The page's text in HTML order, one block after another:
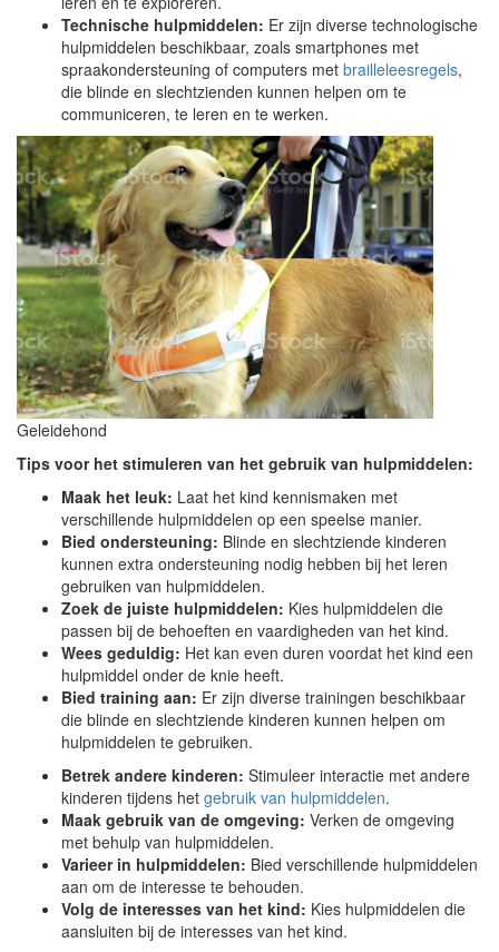
Technische hulpmiddelen: Er zijn diverse technologische
hulpmiddelen beschikbaar, zoals smartphones met
spraakondersteuning of computers met brailleleesregels,
die blinde en slechtzienden kunnen helpen om te
communiceren, te leren en te werken.
Geleidehond
Tips voor het stimuleren van het gebruik van hulpmiddelen:
Maak het leuk: Laat het kind kennismaken met
verschillende hulpmiddelen op een speelse manier.
Bied ondersteuning: Blinde en slechtziende kinderen
kunnen extra ondersteuning nodig hebben bij het leren
gebruiken van hulpmiddelen.
Zoek de juiste hulpmiddelen: Kies hulpmiddelen die
passen bij de behoeften en vaardigheden van het kind.
Wees geduldig: Het kan even duren voordat het kind een
hulpmiddel onder de knie heeft.
Bied training aan: Er zijn diverse trainingen beschikbaar
die blinde en slechtziende kinderen kunnen helpen om
hulpmiddelen te gebruiken.
Betrek andere kinderen: Stimuleer interactie met andere
kinderen tijdens het gebruik van hulpmiddelen.
Maak gebruik van de omgeving: Verken de omgeving
met behulp van hulpmiddelen.
Varieer in hulpmiddelen: Bied verschillende hulpmiddelen
aan om de interesse te behouden.
Volg de interesses van het kind: Kies hulpmiddelen die
aansluiten bij de interesses van het kind.